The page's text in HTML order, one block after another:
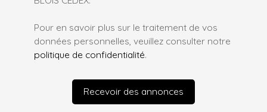
Pour en savoir plus sur le traitement de vos
données personnelles, veuillez consulter notre
politique de confidentialité.
Recevoir des annonces